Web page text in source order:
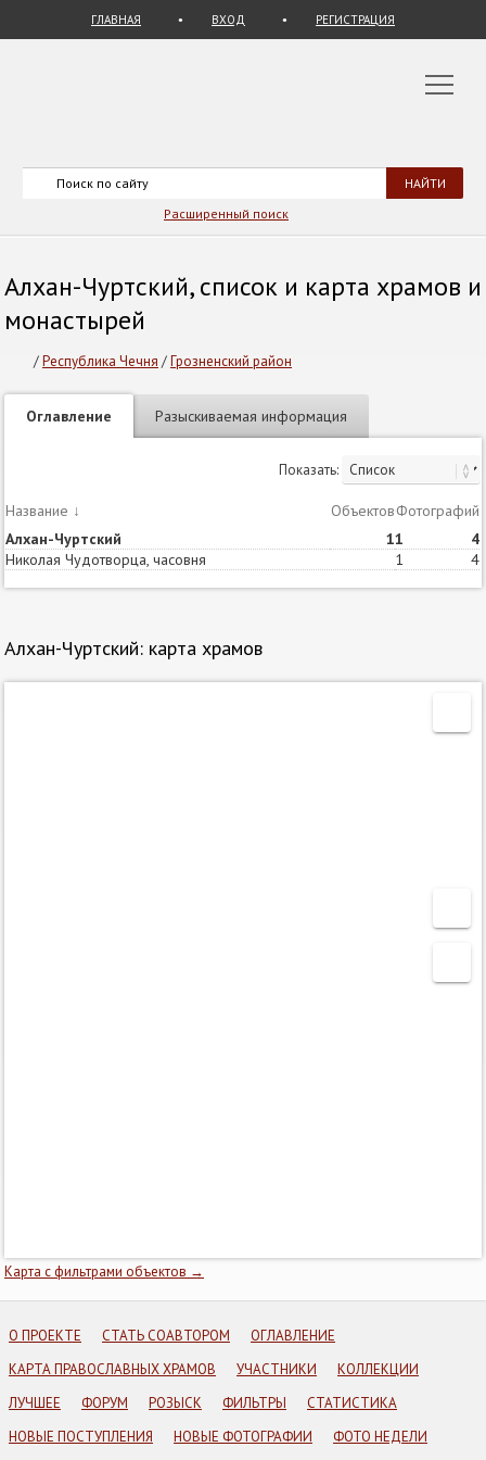
ГЛАВНАЯ ВХОД РЕГИСТРАЦИЯ
Расширенный поиск
Алхан-Чуртский, список и карта храмов и
монастырей
/Республика Чечня /Грозненский район
Оглавление Разыскиваемая информация
Показать:
Название ↓ ОбъектовСтатей
Фотографий
Алхан-Чуртский
11 4
Николая Чудотворца, часовня 1 4
Алхан-Чуртский: карта храмов
Карта с фильтрами объектов →
О ПРОЕКТЕ СТАТЬ СОАВТОРОМ
ОГЛАВЛЕНИЕ
КАРТА ПРАВОСЛАВНЫХ ХРАМОВ
УЧАСТНИКИ
КОЛЛЕКЦИИ
ЛУЧШЕЕ
ФОРУМ РОЗЫСК ФИЛЬТРЫ
СТАТИСТИКА
НОВЫЕ ПОСТУПЛЕНИЯ
НОВЫЕ ФОТОГРАФИИ ФОТО НЕДЕЛИ